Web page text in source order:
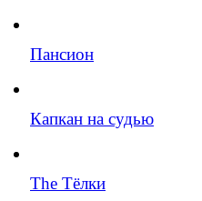
Пансион
Капкан на судью
The Тёлки